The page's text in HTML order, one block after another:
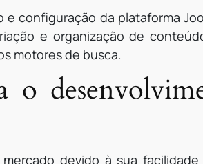
configuração da plataforma
e organização de
motores de busca.
o
devido à sua